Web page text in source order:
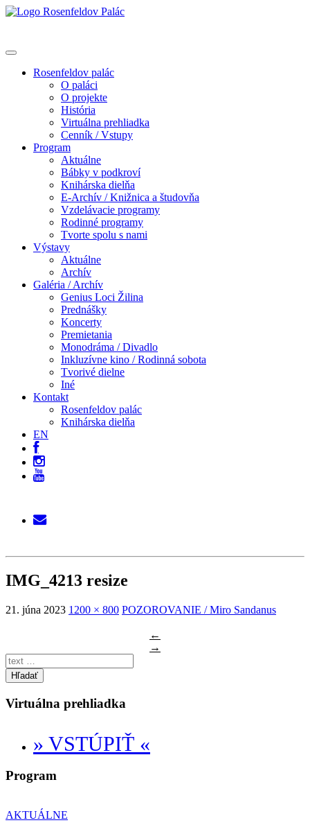
Rosenfeldov palác
O paláci
O projekte
História
Virtuálna prehliadka
Cenník / Vstupy
Program
Aktuálne
Bábky v podkroví
Knihárska dielňa
E-Archív / Knižnica a študovňa
Vzdelávacie programy
Rodinné programy
Tvorte spolu s nami
Výstavy
Aktuálne
Archív
Galéria / Archív
Genius Loci Žilina
Prednášky
Koncerty
Premietania
Monodráma / Divadlo
Inkluzívne kino / Rodinná sobota
Tvorivé dielne
Iné
Kontakt
Rosenfeldov palác
Knihárska dielňa
EN
IMG_4213 resize
21. júna 2023 1200 × 800 POZOROVANIE / Miro Sandanus
←
→
Hľadať
Virtuálna prehliadka
» VSTÚPIŤ «
Program
AKTUÁLNE